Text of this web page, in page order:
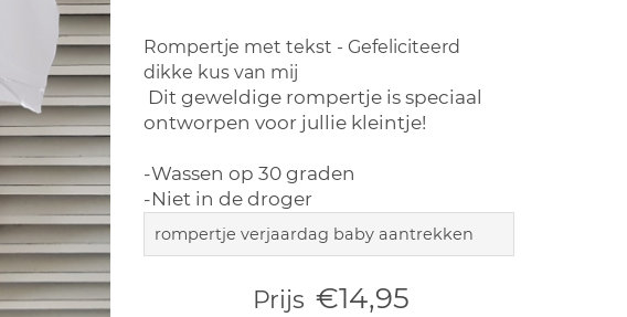
Rompertje met tekst - Gefeliciteerd
dikke kus van mij
Dit geweldige rompertje is speciaal
ontworpen voor jullie kleintje!
-Wassen op 30 graden
-Niet in de droger
rompertje verjaardag baby aantrekken
Prijs €14,95